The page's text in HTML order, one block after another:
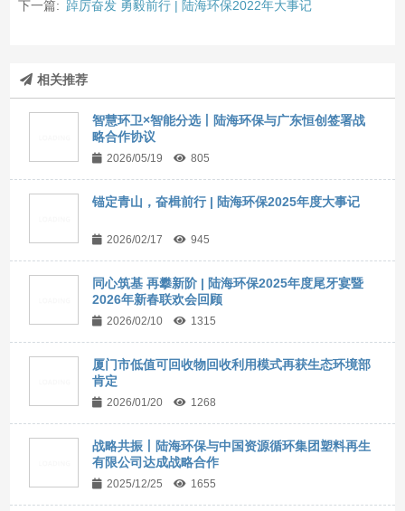
下一篇: 踔厉奋发 勇毅前行 | 陆海环保2022年大事记
相关推荐
智慧环卫×智能分选丨陆海环保与广东恒创签署战
略合作协议
2026/05/19 805
锚定青山，奋楫前行 | 陆海环保2025年度大事记
2026/02/17 945
同心筑基 再攀新阶 | 陆海环保2025年度尾牙宴暨
2026年新春联欢会回顾
2026/02/10 1315
厦门市低值可回收物回收利用模式再获生态环境部
肯定
2026/01/20 1268
战略共振丨陆海环保与中国资源循环集团塑料再生
有限公司达成战略合作
2025/12/25 1655